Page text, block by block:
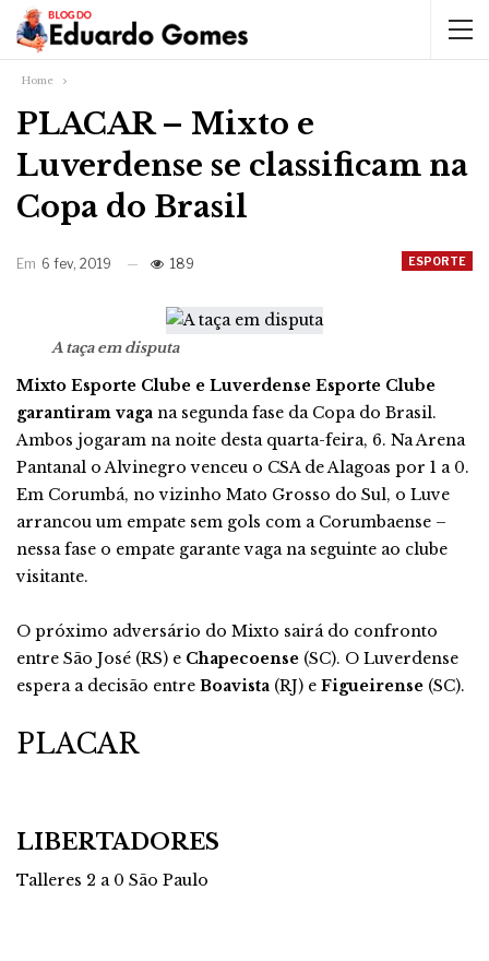
Home
PLACAR – Mixto e
Luverdense se classificam na
Copa do Brasil
ESPORTE
Em 6 fev, 2019 189
A taça em disputa
Mixto Esporte Clube e Luverdense Esporte Clube
garantiram vaga na segunda fase da Copa do Brasil.
Ambos jogaram na noite desta quarta-feira, 6. Na Arena
Pantanal o Alvinegro venceu o CSA de Alagoas por 1 a 0.
Em Corumbá, no vizinho Mato Grosso do Sul, o Luve
arrancou um empate sem gols com a Corumbaense –
nessa fase o empate garante vaga na seguinte ao clube
visitante.
O próximo adversário do Mixto sairá do confronto
entre São José (RS) e Chapecoense (SC). O Luverdense
espera a decisão entre Boavista (RJ) e Figueirense (SC).
PLACAR
LIBERTADORES
Talleres 2 a 0 São Paulo